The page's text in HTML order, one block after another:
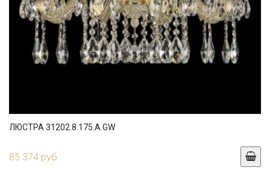
ЛЮСТРА 31202.8.175.A.GW
85 374 руб.